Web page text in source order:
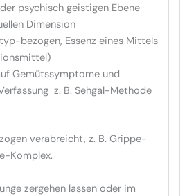
psychisch geistigen Ebene
Dimension
bezogen, Essenz eines Mittels
Gemütssymptome und
z. B. Sehgal-Methode
verabreicht, z. B. Grippe-
Komplex.
zergehen lassen oder im